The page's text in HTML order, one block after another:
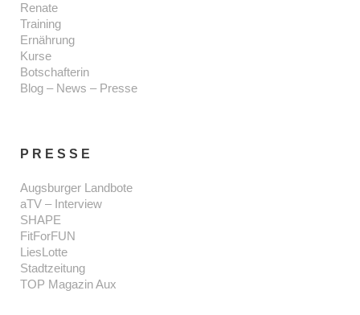
Renate
Training
Ernährung
Kurse
Botschafterin
Blog – News – Presse
PRESSE
Augsburger Landbote
aTV – Interview
SHAPE
FitForFUN
LiesLotte
Stadtzeitung
TOP Magazin Aux